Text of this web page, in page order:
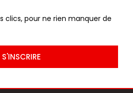
clics, pour ne rien manquer de
S'INSCRIRE